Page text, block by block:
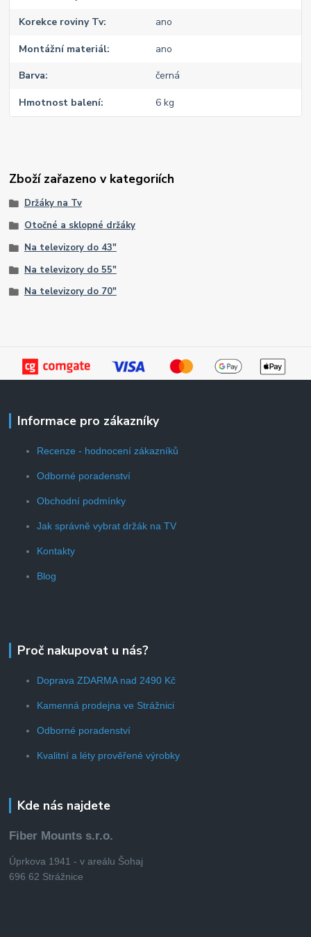
Korekce roviny Tv ano
Montážní materiál ano
Barva černá
Hmotnost balení 6 kg
Zboží zařazeno v kategoriích
Držáky na Tv
Otočné a sklopné držáky
Na televizory do 43"
Na televizory do 55"
Na televizory do 70"
Informace pro zákazníky
Recenze - hodnocení zákazníků
Odborné poradenství
Obchodní podmínky
Jak správně vybrat držák na TV
Kontakty
Blog
Proč nakupovat u nás?
Doprava ZDARMA nad 2490 Kč
Kamenná prodejna ve Strážnici
Odborné poradenství
Kvalitní a léty prověřené výrobky
Kde nás najdete
Fiber Mounts s.r.o.
Úprkova 1941 - v areálu Šohaj
696 62 Strážnice